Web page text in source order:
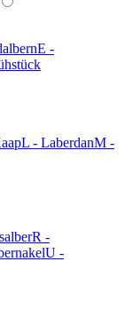
E -
L - LaberdanM -
R -
U -